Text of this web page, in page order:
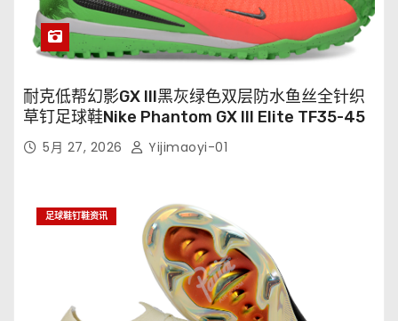
耐克低帮幻影GX III黑灰绿色双层防水鱼丝全针织
草钉足球鞋Nike Phantom GX III Elite TF35-45
5月 27, 2026 Yijimaoyi-01
足球鞋钉鞋资讯